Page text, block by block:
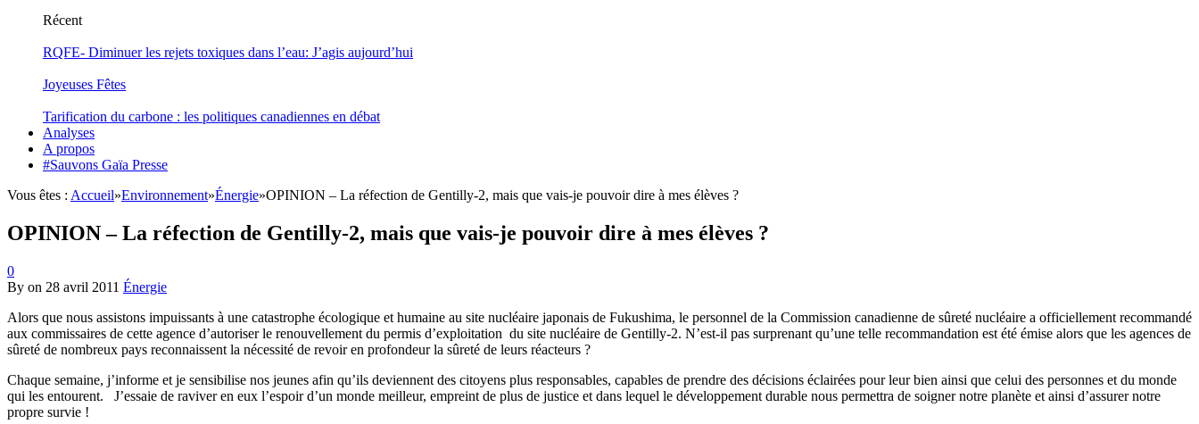
Récent
RQFE- Diminuer les rejets toxiques dans l’eau: J’agis aujourd’hui
Joyeuses Fêtes
Tarification du carbone : les politiques canadiennes en débat
Analyses
A propos
#Sauvons Gaïa Presse
Vous êtes : Accueil»Environnement»Énergie»OPINION – La réfection de Gentilly-2, mais que vais-je pouvoir dire à mes élèves ?
OPINION – La réfection de Gentilly-2, mais que vais-je pouvoir dire à mes élèves ?
0
By on 28 avril 2011 Énergie
Alors que nous assistons impuissants à une catastrophe écologique et humaine au site nucléaire japonais de Fukushima, le personnel de la Commission canadienne de sûreté nucléaire a officiellement recommandé
aux commissaires de cette agence d’autoriser le renouvellement du permis d’exploitation du site nucléaire de Gentilly-2. N’est-il pas surprenant qu’une telle recommandation est été émise alors que les agences de
sûreté de nombreux pays reconnaissent la nécessité de revoir en profondeur la sûreté de leurs réacteurs ?
Chaque semaine, j’informe et je sensibilise nos jeunes afin qu’ils deviennent des citoyens plus responsables, capables de prendre des décisions éclairées pour leur bien ainsi que celui des personnes et du monde
qui les entourent. J’essaie de raviver en eux l’espoir d’un monde meilleur, empreint de plus de justice et dans lequel le développement durable nous permettra de soigner notre planète et ainsi d’assurer notre
propre survie !